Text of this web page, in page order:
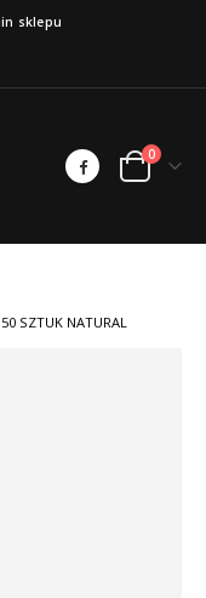
sklepu
0
SZTUK NATURAL